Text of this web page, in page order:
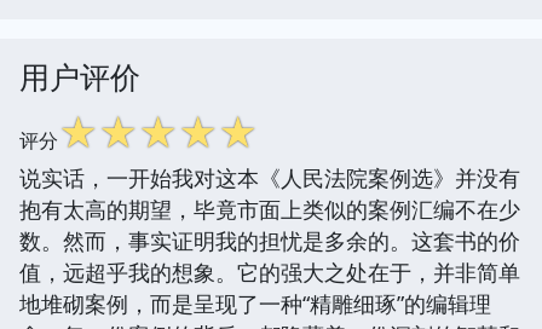
用户评价
评分☆☆☆☆☆
说实话，一开始我对这本《人民法院案例选》并没有
抱有太高的期望，毕竟市面上类似的案例汇编不在少
数。然而，事实证明我的担忧是多余的。这套书的价
值，远超乎我的想象。它的强大之处在于，并非简单
地堆砌案例，而是呈现了一种“精雕细琢”的编辑理